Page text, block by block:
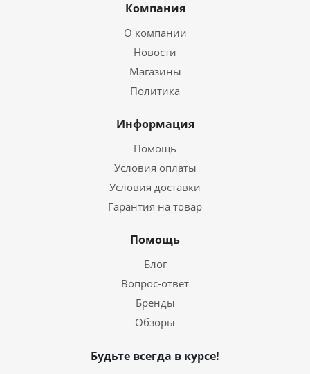
Компания
О компании
Новости
Магазины
Политика
Информация
Помощь
Условия оплаты
Условия доставки
Гарантия на товар
Помощь
Блог
Вопрос-ответ
Бренды
Обзоры
Будьте всегда в курсе!